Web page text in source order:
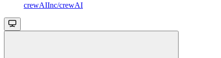
crewAIInc/crewAI